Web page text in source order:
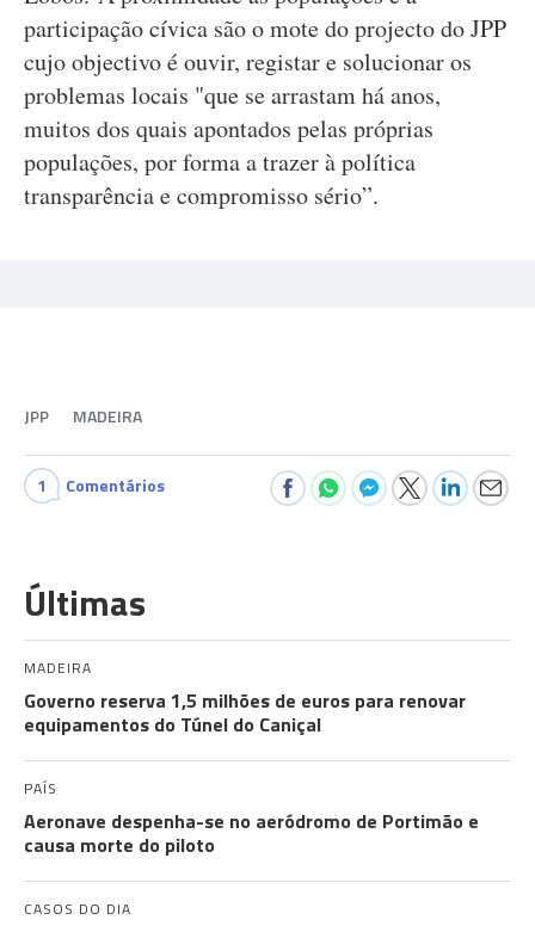
participação cívica são o mote do projecto do JPP
cujo objectivo é ouvir, registar e solucionar os
problemas locais "que se arrastam há anos,
muitos dos quais apontados pelas próprias
populações, por forma a trazer à política
transparência e compromisso sério”.
JPP MADEIRA
1 Comentários
Últimas
MADEIRA
Governo reserva 1,5 milhões de euros para renovar
equipamentos do Túnel do Caniçal
PAÍS
Aeronave despenha-se no aeródromo de Portimão e
causa morte do piloto
CASOS DO DIA